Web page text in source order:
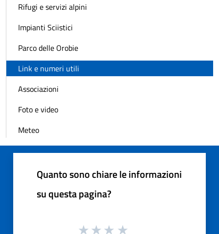
Rifugi e servizi alpini
Impianti Sciistici
Parco delle Orobie
Link e numeri utili
Associazioni
Foto e video
Meteo
Quanto sono chiare le informazioni
su questa pagina?